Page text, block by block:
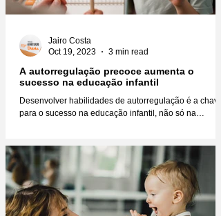
A autorregulação precoce aumenta o
sucesso na educação infantil
Desenvolver habilidades de autorregulação é a chave
para o sucesso na educação infantil, não só na
Jairo Costa
Oct 19, 2023
3 min read